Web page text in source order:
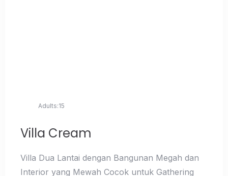
Villa Cream
Villa Dua Lantai dengan Bangunan Megah dan
Interior yang Mewah Cocok untuk Gathering
Adults:15